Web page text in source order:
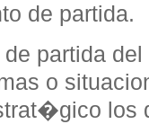
de partida.
partida
o
los